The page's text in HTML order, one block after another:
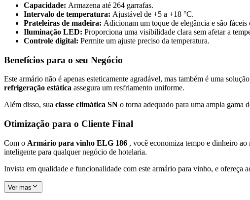
Capacidade: Armazena até 264 garrafas.
Intervalo de temperatura: Ajustável de +5 a +18 °C.
Prateleiras de madeira: Adicionam um toque de elegância e são fáceis
Iluminação LED: Proporciona uma visibilidade clara sem afetar a
Controle digital: Permite um ajuste preciso da temperatura.
Benefícios para o seu Negócio
Este armário não é apenas esteticamente agradável, mas também é uma
refrigeração estática assegura um resfriamento uniforme.
Além disso, sua classe climática SN o torna adequado para uma ampla gama
Otimização para o Cliente Final
Com o Armário para vinho ELG 186 , você economiza tempo e dinheiro
inteligente para qualquer negócio de hotelaria.
Invista em qualidade e funcionalidade com este armário para vinho, e ofereça
Ver mas